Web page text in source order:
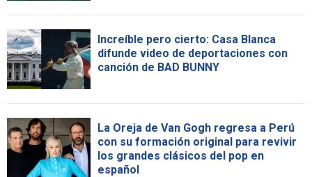
Increíble pero cierto: Casa Blanca
difunde video de deportaciones con
canción de BAD BUNNY
La Oreja de Van Gogh regresa a Perú
con su formación original para revivir
los grandes clásicos del pop en
español